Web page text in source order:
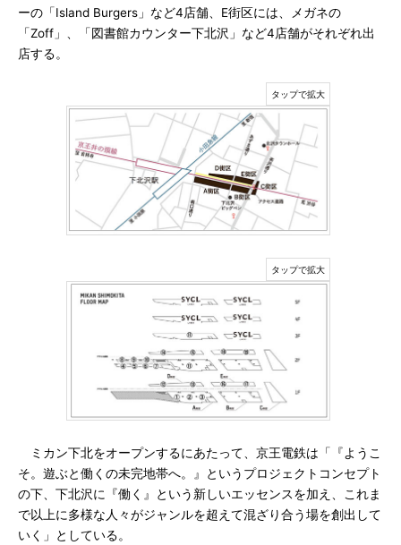
ーの「Island Burgers」など4店舗、E街区には、メガネの
「Zoff」、「図書館カウンター下北沢」など4店舗がそれぞれ出
店する。
ミカン下北をオープンするにあたって、京王電鉄は「『ようこ
そ。遊ぶと働くの未完地帯へ。』というプロジェクトコンセプト
の下、下北沢に『働く』という新しいエッセンスを加え、これま
で以上に多様な人々がジャンルを超えて混ざり合う場を創出して
いく」としている。